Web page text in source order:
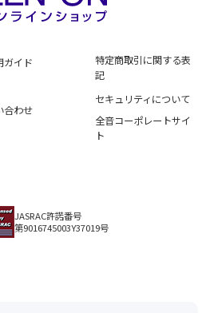
ガイド
合わせ
特定商取引に関する表
記
セキュリティについて
全音コーポレートサイ
ト
JASRAC許諾番号
第9016745003Y37019号